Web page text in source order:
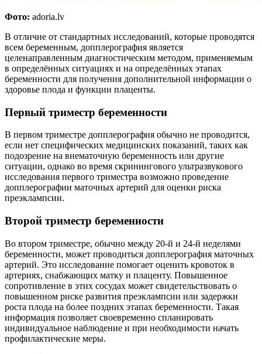
Фото: adoria.lv
В отличие от стандартных исследований, которые проводятся
всем беременным, допплерография является
целенаправленным диагностическим методом, применяемым
в определённых ситуациях и на определённых этапах
беременности для получения дополнительной информации о
здоровье плода и функции плаценты.
Первый триместр беременности
В первом триместре допплерография обычно не проводится,
если нет специфических медицинских показаний, таких как
подозрение на внематочную беременность или другие
ситуации, однако во время скринингового ультразвукового
исследования первого триместра возможно проведение
допплерографии маточных артерий для оценки риска
преэклампсии.
Второй триместр беременности
Во втором триместре, обычно между 20-й и 24-й неделями
беременности, может проводиться допплерография маточных
артерий. Это исследование помогает оценить кровоток в
артериях, снабжающих матку и плаценту. Повышенное
сопротивление в этих сосудах может свидетельствовать о
повышенном риске развития преэклампсии или задержки
роста плода на более поздних этапах беременности. Такая
информация позволяет своевременно спланировать
индивидуальное наблюдение и при необходимости начать
профилактические меры.